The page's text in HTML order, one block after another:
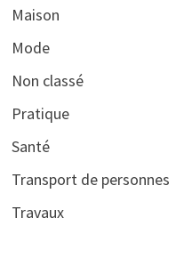
Maison
Mode
Non classé
Pratique
Santé
Transport de personnes
Travaux